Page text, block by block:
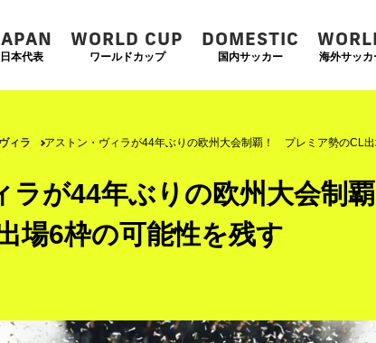
日本代表
WORLD CUP
ワールドカップ
DOMESTIC
国内サッカー 海外サッカ
ィラ アストン・ヴィラが44年ぶりの欧州大会制覇！ プレミア勢のCL
ラが44年ぶりの欧州大会制
場6枠の可能性を残す